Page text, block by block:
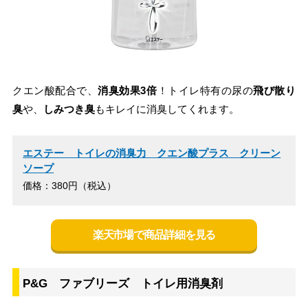
クエン酸配合で、消臭効果3倍！トイレ特有の尿の飛び散り
臭や、 しみつき臭もキレイに消臭してくれます。
エステー トイレの消臭力 クエン酸プラス クリーン
ソープ
価格：380円（税込）
楽天市場で商品詳細を見る
P&G ファブリーズ トイレ用消臭剤